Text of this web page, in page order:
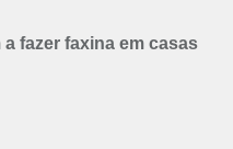
fazer faxina em casas